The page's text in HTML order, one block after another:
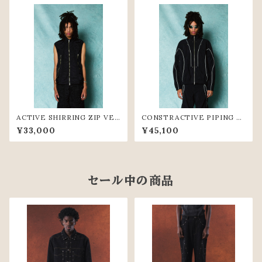
ACTIVE SHIRRING ZIP VES
T(BLK)
¥33,000
CONSTRACTIVE PIPING ZI
P JACKET (BLK)
¥45,100
セール中の商品